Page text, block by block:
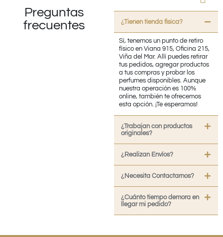
Preguntas
frecuentes
¿Tienen tienda fisica?
Sí, tenemos un punto de retiro
físico en Viana 915, Oficina 215,
Viña del Mar. Allí puedes retirar
tus pedidos, agregar productos
a tus compras y probar los
perfumes disponibles. Aunque
nuestra operación es 100%
online, también te ofrecemos
esta opción. ¡Te esperamos!
¿Trabajan con productos
originales?
¿Realizan Envíos?
¿Necesita Contactarnos?
¿Cuánto tiempo demora en
llegar mi pedido?